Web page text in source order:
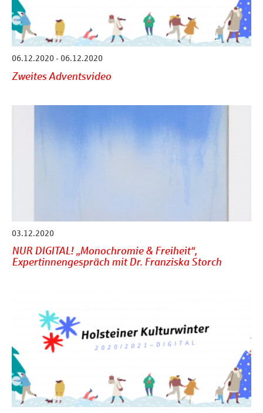
06.12.2020 - 06.12.2020
Zweites Adventsvideo
03.12.2020
NUR DIGITAL! „Monochromie & Freiheit“,
Expertinnengespräch mit Dr. Franziska Storch